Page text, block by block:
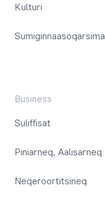
Kulturi
Business
Suliffisat
Piniarneq,
Neqeroortitsineq